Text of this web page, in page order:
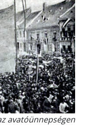
avatóünnepségen